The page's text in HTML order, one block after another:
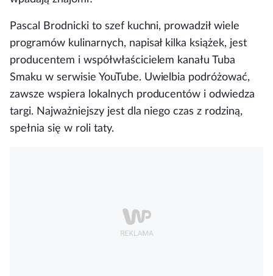
Pascal Brodnicki to szef kuchni, prowadził wiele
programów kulinarnych, napisał kilka książek, jest
producentem i współwłaścicielem kanału Tuba
Smaku w serwisie YouTube. Uwielbia podróżować,
zawsze wspiera lokalnych producentów i odwiedza
targi. Najważniejszy jest dla niego czas z rodziną,
spełnia się w roli taty.